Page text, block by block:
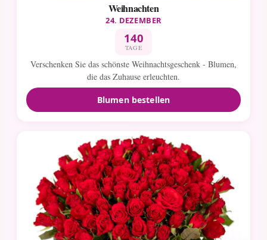
Weihnachten
24. DEZEMBER
140
TAGE
Verschenken Sie das schönste Weihnachtsgeschenk - Blumen,
die das Zuhause erleuchten.
Blumen bestellen